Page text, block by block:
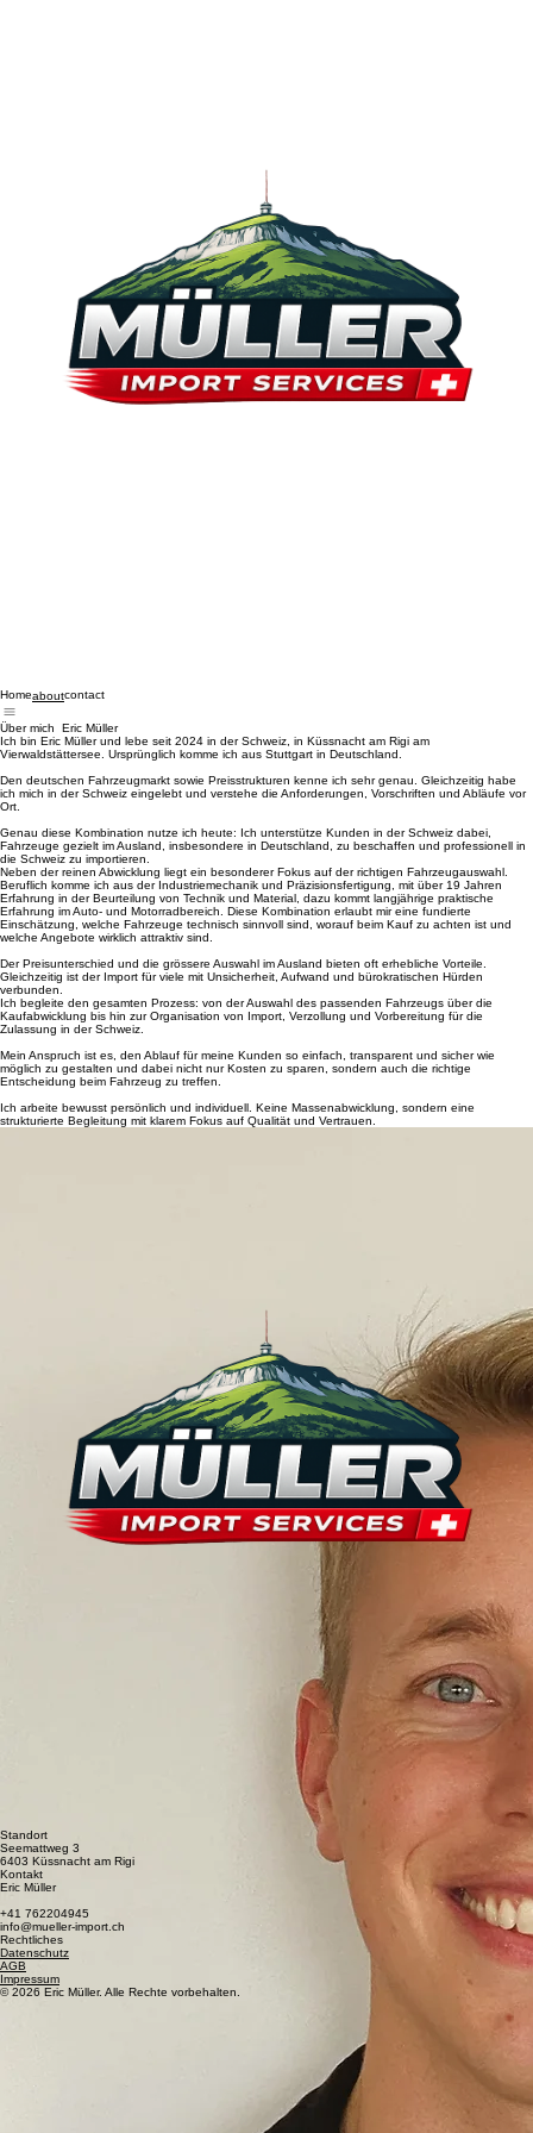
Homeabout contact
Über mich Eric Müller
Ich bin Eric Müller und lebe seit 2024 in der Schweiz, in Küssnacht am Rigi am
Vierwaldstättersee. Ursprünglich komme ich aus Stuttgart in Deutschland.
Den deutschen Fahrzeugmarkt sowie Preisstrukturen kenne ich sehr genau. Gleichzeitig habe
ich mich in der Schweiz eingelebt und verstehe die Anforderungen, Vorschriften und Abläufe vor
Ort.
Genau diese Kombination nutze ich heute: Ich unterstütze Kunden in der Schweiz dabei,
Fahrzeuge gezielt im Ausland, insbesondere in Deutschland, zu beschaffen und professionell in
die Schweiz zu importieren.
Neben der reinen Abwicklung liegt ein besonderer Fokus auf der richtigen Fahrzeugauswahl.
Beruflich komme ich aus der Industriemechanik und Präzisionsfertigung, mit über 19 Jahren
Erfahrung in der Beurteilung von Technik und Material, dazu kommt langjährige praktische
Erfahrung im Auto- und Motorradbereich. Diese Kombination erlaubt mir eine fundierte
Einschätzung, welche Fahrzeuge technisch sinnvoll sind, worauf beim Kauf zu achten ist und
welche Angebote wirklich attraktiv sind.
Der Preisunterschied und die grössere Auswahl im Ausland bieten oft erhebliche Vorteile.
Gleichzeitig ist der Import für viele mit Unsicherheit, Aufwand und bürokratischen Hürden
verbunden.
Ich begleite den gesamten Prozess: von der Auswahl des passenden Fahrzeugs über die
Kaufabwicklung bis hin zur Organisation von Import, Verzollung und Vorbereitung für die
Zulassung in der Schweiz.
Mein Anspruch ist es, den Ablauf für meine Kunden so einfach, transparent und sicher wie
möglich zu gestalten und dabei nicht nur Kosten zu sparen, sondern auch die richtige
Entscheidung beim Fahrzeug zu treffen.
Standort
Seemattweg 3
6403 Küssnacht am Rigi
Kontakt
Eric Müller